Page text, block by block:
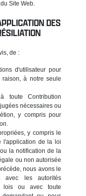
Site Web.
DES
de :
d'utilisateur pour
à notre seule
toute Contribution
nécessaires ou
y compris pour
y compris le
l'application de la loi
la notification de la
ou non autorisée
nous avons le
avec les autorités
lois ou avec toute